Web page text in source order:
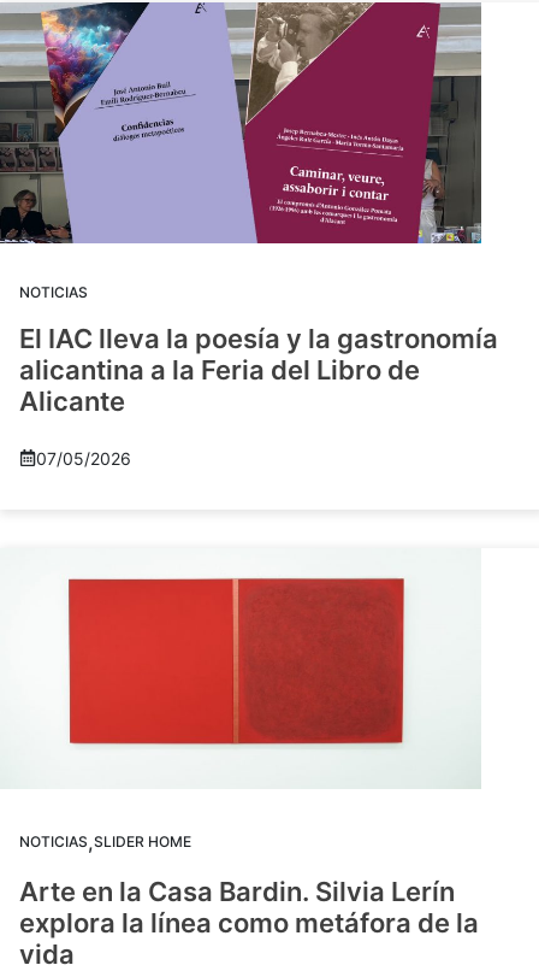
NOTICIAS
El IAC lleva la poesía y la gastronomía
alicantina a la Feria del Libro de
Alicante
07/05/2026
NOTICIAS,SLIDER HOME
Arte en la Casa Bardin. Silvia Lerín
explora la línea como metáfora de la
vida